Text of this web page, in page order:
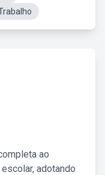
ao
adotando